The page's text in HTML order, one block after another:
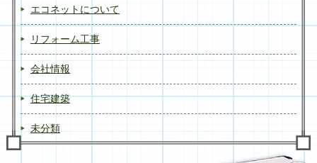
エコネットについて
リフォーム工事
会社情報
住宅建築
未分類